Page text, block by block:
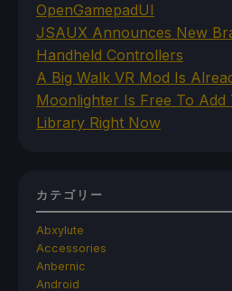
OpenGamepadUI
JSAUX Announces New
Handheld Controllers
A Big Walk VR Mod Is
Moonlighter Is Free To Add
Library Right Now
カテゴリー
Abxylute
Accessories
Anbernic
Android